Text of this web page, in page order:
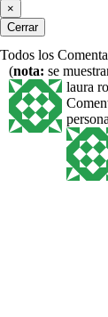
×
Cerrar
Todos los
(nota: se
laura